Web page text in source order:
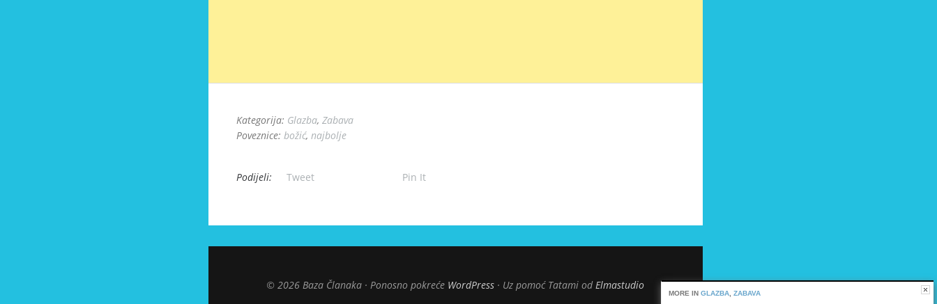
Kategorija: Glazba, Zabava
Poveznice: božić, najbolje
Podijeli: Tweet Pin It
© 2026 Baza Članaka Ponosno pokreće WordPress Uz pomoć Tatami odElmastudio
MORE IN GLAZBA ZABAVA